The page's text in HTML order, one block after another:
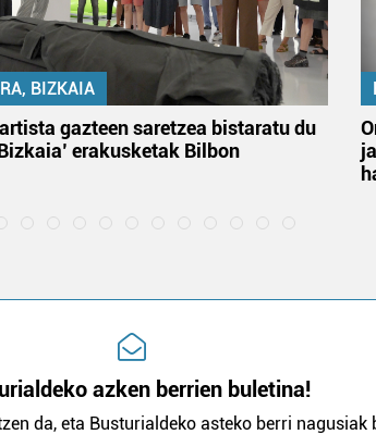
BIZKAIA
gazteen saretzea bistaratu du
erakusketak Bilbon
azken berrien buletina!
da, eta Busturialdeko asteko berri nagusiak